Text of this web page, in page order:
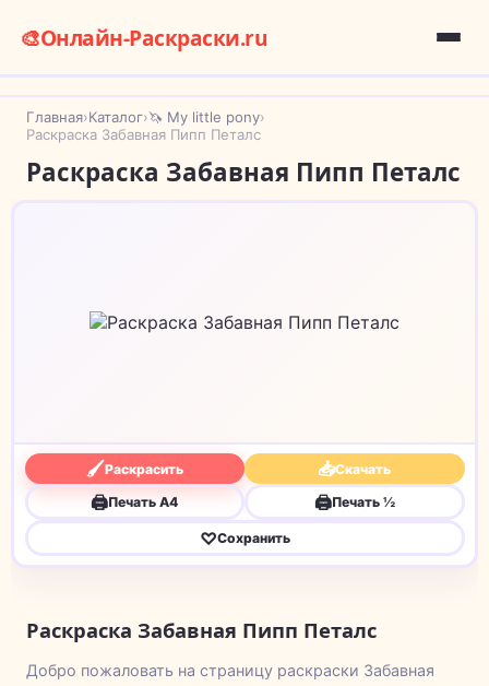
🎨Онлайн-Раскраски.ru
Главная›Каталог›🦄 My little pony›
Раскраска Забавная Пипп Петалс
Раскраска Забавная Пипп Петалс
🖌Раскрасить 📥Скачать
🖨Печать A4 🖨Печать ½
♡Сохранить
Раскраска Забавная Пипп Петалс
Добро пожаловать на страницу раскраски Забавная